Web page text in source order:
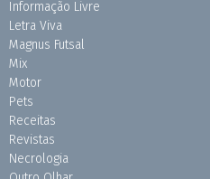
Informação Livre
Letra Viva
Magnus Futsal
Mix
Motor
Pets
Receitas
Revistas
Necrologia